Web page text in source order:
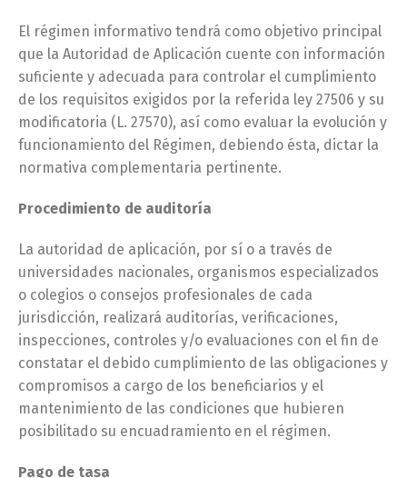
El régimen informativo tendrá como objetivo principal
que la Autoridad de Aplicación cuente con información
suficiente y adecuada para controlar el cumplimiento
de los requisitos exigidos por la referida ley 27506 y su
modificatoria (L. 27570), así como evaluar la evolución y
funcionamiento del Régimen, debiendo ésta, dictar la
normativa complementaria pertinente.
Procedimiento de auditoría
La autoridad de aplicación, por sí o a través de
universidades nacionales, organismos especializados
o colegios o consejos profesionales de cada
jurisdicción, realizará auditorías, verificaciones,
inspecciones, controles y/o evaluaciones con el fin de
constatar el debido cumplimiento de las obligaciones y
compromisos a cargo de los beneficiarios y el
mantenimiento de las condiciones que hubieren
posibilitado su encuadramiento en el régimen.
Pago de tasa